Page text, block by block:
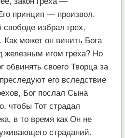
принцип — произвол.
избрал грех,
Как может он винить Бога
железным игом греха? Но
обвинять своего Творца за
его вследствие
Бог послал Сына
чтобы Тот страдал
в то время как Он не
страданий.